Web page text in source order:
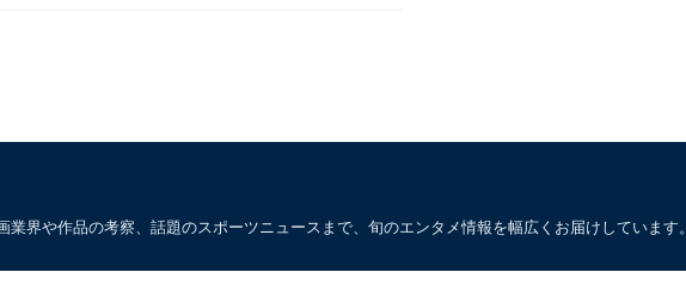
界や作品の考察、話題のスポーツニュースまで、旬のエンタメ情報を幅広くお届けしています。